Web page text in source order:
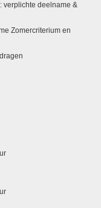
verplichte deelname &
Zomercriterium en